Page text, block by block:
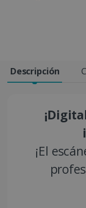
Descripción
¡El